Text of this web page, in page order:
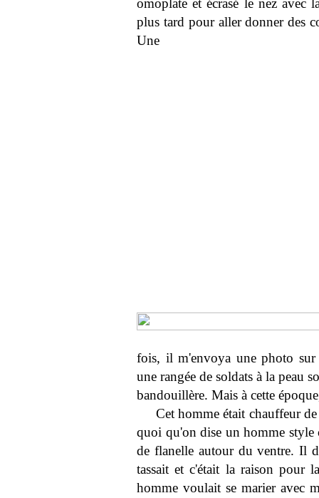
omoplate et écrasé le nez
plus tard pour aller donner des
Une
fois, il m'envoya une photo
une rangée de soldats à la peau
bandouillère. Mais à cette
Cet homme était chauffeur
quoi qu'on dise un homme style
de flanelle autour du ventre. Il
tassait et c'était la raison pour
homme voulait se marier avec